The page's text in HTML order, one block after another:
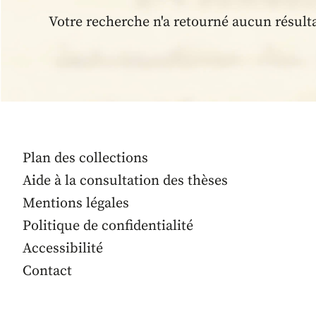
Votre recherche n'a retourné aucun
Plan des collections
Aide à la consultation des thèses
Mentions légales
Politique de confidentialité
Accessibilité
Contact